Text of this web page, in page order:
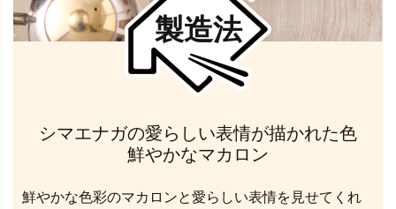
製造法
シマエナガの愛らしい表情が描かれた色
鮮やかなマカロン
鮮やかな色彩のマカロンと愛らしい表情を見せてくれ